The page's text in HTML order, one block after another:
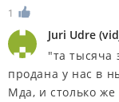
1
Juri Udre (
"та тысяча
продана у нас в
Мда, и столько же